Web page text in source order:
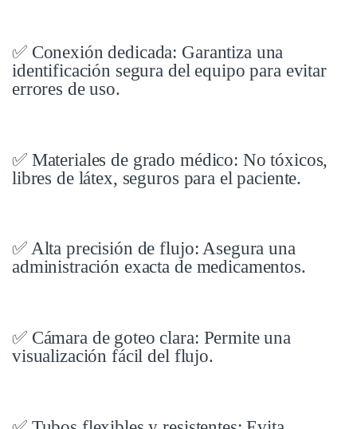
✅ Conexión dedicada: Garantiza una
identificación segura del equipo para evitar
errores de uso.
✅ Materiales de grado médico: No tóxicos,
libres de látex, seguros para el paciente.
✅ Alta precisión de flujo: Asegura una
administración exacta de medicamentos.
✅ Cámara de goteo clara: Permite una
visualización fácil del flujo.